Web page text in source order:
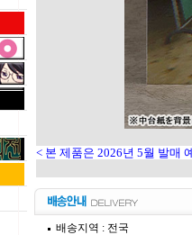
< 본 제품은 2026년 5월 발매
배송지역 : 전국